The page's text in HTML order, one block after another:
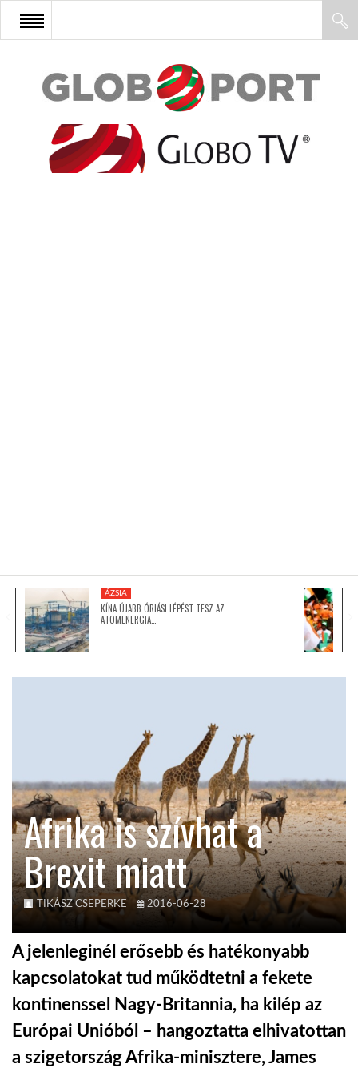
FŐOLDAL
AFRIKA
GLOBOTV BP
GLOBOTV
AFRIKA TUDÁSTÁR
A NAP SZÉPE
LINKTR.EE
GLOBOZSARU
DOBRAVERO.HU
ÁZSIA
KÍNA ÚJABB ÓRIÁSI LÉPÉST TESZ AZ
ATOMENERGIA…
Afrika is szívhat a
Brexit miatt
TIKÁSZ CSEPERKE 2016-06-28
A jelenleginél erősebb és hatékonyabb
kapcsolatokat tud működtetni a fekete
kontinenssel Nagy-Britannia, ha kilép az
Európai Unióból – hangoztatta elhivatottan
a szigetország Afrika-minisztere, James